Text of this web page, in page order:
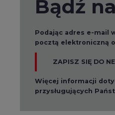
Podając adres e-mail
ZAPISZ SIĘ DO
Więcej informacji